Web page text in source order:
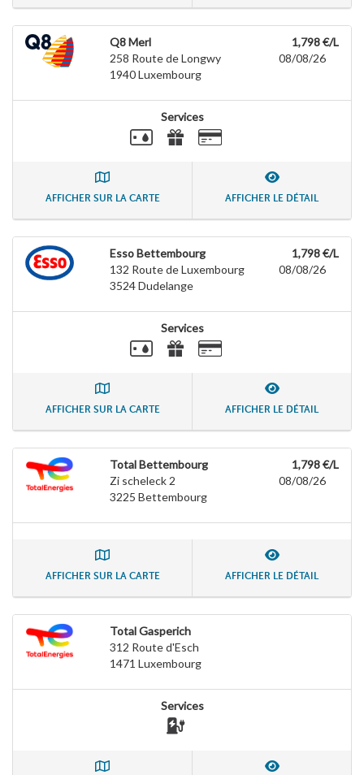
Q8 Merl
258 Route de Longwy
1940Luxembourg
1,798 €/L
08/08/26
Services
AFFICHER SUR LA CARTE AFFICHER LE DÉTAIL
Esso Bettembourg
132 Route de Luxembourg
3524Dudelange
1,798 €/L
08/08/26
Services
AFFICHER SUR LA CARTE AFFICHER LE DÉTAIL
Total Bettembourg
Zi scheleck 2
3225 Bettembourg
1,798 €/L
08/08/26
AFFICHER SUR LA CARTE AFFICHER LE DÉTAIL
Total Gasperich
312 Route d'Esch
1471 Luxembourg
Services